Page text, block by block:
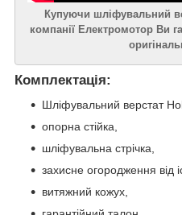
Купуючи шліфувальний
компанії Електромотор Ви
Комплектація:
Шліфувальний верстат
опорна стійка,
шліфувальна стрічка,
захисне огородження від
витяжний кожух,